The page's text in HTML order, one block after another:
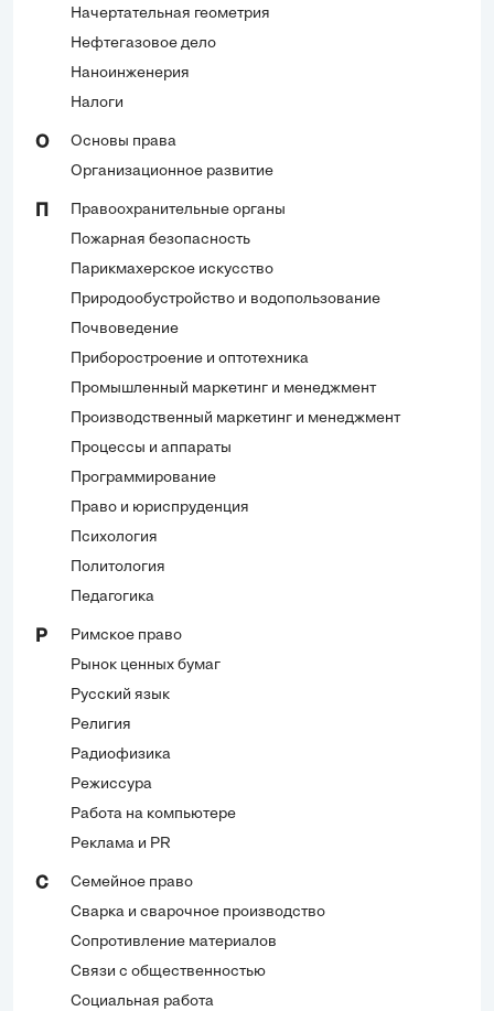
Начертательная геометрия
Нефтегазовое дело
Наноинженерия
Налоги
О
Основы права
Организационное развитие
Правоохранительные органы
Пожарная безопасность
Парикмахерское искусство
Природообустройство и водопользование
Почвоведение
Приборостроение и оптотехника
Промышленный маркетинг и менеджмент
Производственный маркетинг и менеджмент
Процессы и аппараты
Программирование
Право и юриспруденция
Психология
Политология
Педагогика
Р
Римское право
Рынок ценных бумаг
Русский язык
Религия
Радиофизика
Режиссура
Работа на компьютере
Реклама и PR
С
Семейное право
Сварка и сварочное производство
Сопротивление материалов
Связи с общественностью
Социальная работа